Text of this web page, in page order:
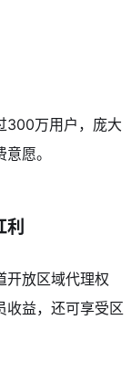
300万用户，庞大
愿。
开放区域代理权
收益，还可享受区